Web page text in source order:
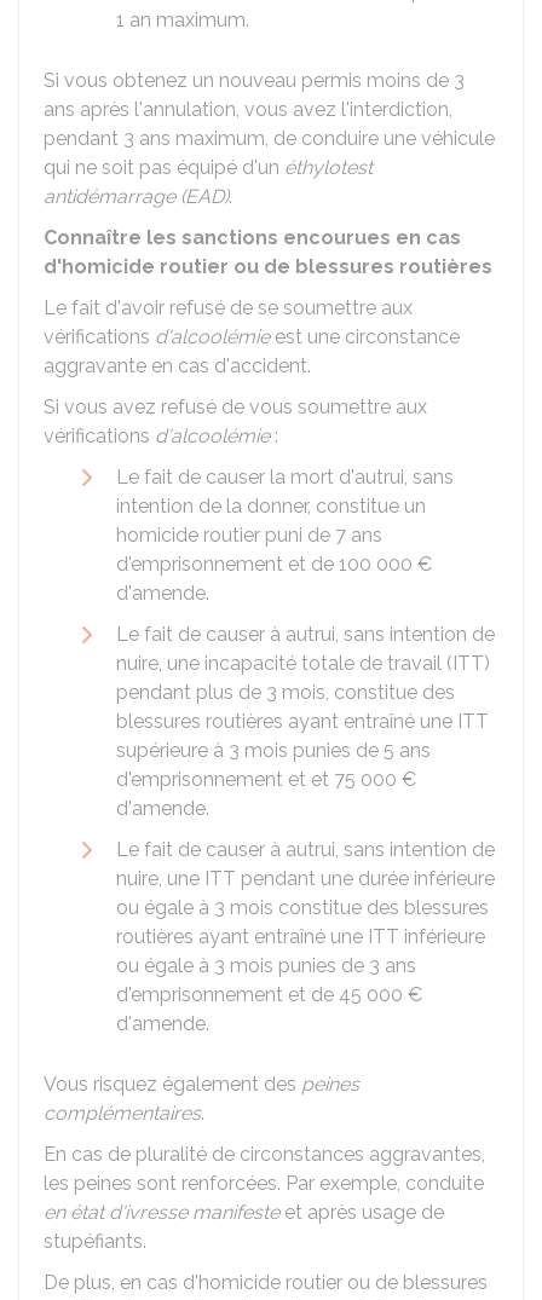
1 an maximum.
Si vous obtenez un nouveau permis moins de 3
ans après l'annulation, vous avez l'interdiction,
pendant 3 ans maximum, de conduire une véhicule
qui ne soit pas équipé d'un éthylotest
antidémarrage (EAD).
Connaître les sanctions encourues en cas
d'homicide routier ou de blessures routières
Le fait d'avoir refusé de se soumettre aux
vérifications d'alcoolémieest une circonstance
aggravante en cas d'accident.
Si vous avez refusé de vous soumettre aux
vérifications d'alcoolémie:
Le fait de causer la mort d'autrui, sans
intention de la donner, constitue un
homicide routier puni de 7 ans
d'emprisonnement et de 100 000 €
d'amende.
Le fait de causer à autrui, sans intention de
nuire, une incapacité totale de travail (ITT)
pendant plus de 3 mois, constitue des
blessures routières ayant entraîné une ITT
supérieure à 3 mois punies de 5 ans
d'emprisonnement et et 75 000 €
d'amende.
Le fait de causer à autrui, sans intention de
nuire, une ITT pendant une durée inférieure
ou égale à 3 mois constitue des blessures
routières ayant entraîné une ITT inférieure
ou égale à 3 mois punies de 3 ans
d'emprisonnement et de 45 000 €
d'amende.
Vous risquez également des peines
complémentaires.
En cas de pluralité de circonstances aggravantes,
les peines sont renforcées. Par exemple, conduite
en état d'ivresse manifesteet après usage de
stupéfiants.
De plus, en cas d'homicide routier ou de blessures